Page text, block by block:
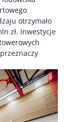
otrzymało
zł. Inwestycje